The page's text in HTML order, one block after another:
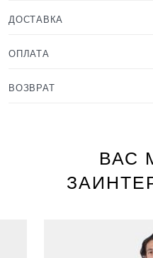
ДОСТАВКА
ОПЛАТА
ВОЗВРАТ
ВАС